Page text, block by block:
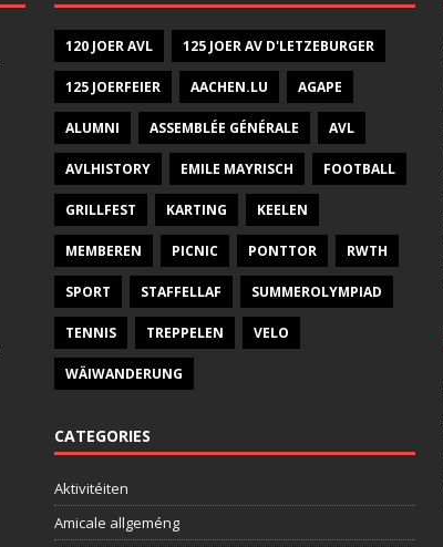
120 JOER AVL 125 JOER AV D'LETZEBURGER
125 JOERFEIER AACHEN.LU AGAPE
ALUMNI ASSEMBLÉE GÉNÉRALE AVL
AVLHISTORY EMILE MAYRISCH FOOTBALL
GRILLFEST KARTING KEELEN
MEMBEREN PICNIC PONTTOR RWTH
SPORT STAFFELLAF SUMMEROLYMPIAD
TENNIS TREPPELEN VELO
WÄIWANDERUNG
CATEGORIES
Aktivitéiten
Amicale allgeméng